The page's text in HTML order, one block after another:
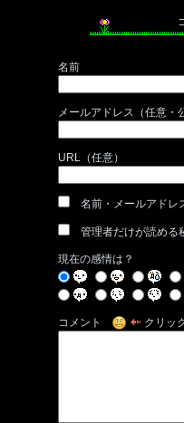
名前
メールアドレス（任意・
URL（任意）
名前・メールアドレ
管理者だけが読める
現在の感情は？
コメント クリッ